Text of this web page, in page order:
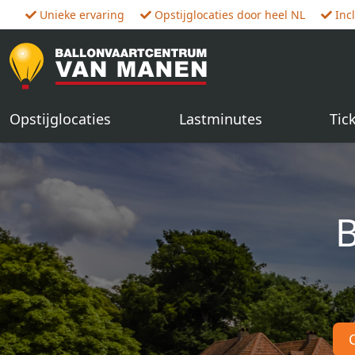
Unieke ervaring Opstijglocaties door heel NL
Opstijglocaties Lastminutes